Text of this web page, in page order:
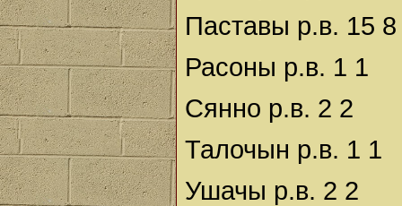
Паставы р.в. 15 8
Расоны р.в. 1 1
Сянно р.в. 2 2
Талочын р.в. 1 1
Ушачы р.в. 2 2